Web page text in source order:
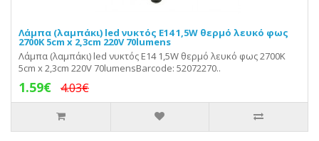
Λάμπα (λαμπάκι) led νυκτός Ε14 1,5W θερμό λευκό φως
2700Κ 5cm x 2,3cm 220V 70lumens
Λάμπα (λαμπάκι) led νυκτός Ε14 1,5W θερμό λευκό φως 2700Κ
5cm x 2,3cm 220V 70lumensBarcode: 52072270..
1.59€ 4.03€